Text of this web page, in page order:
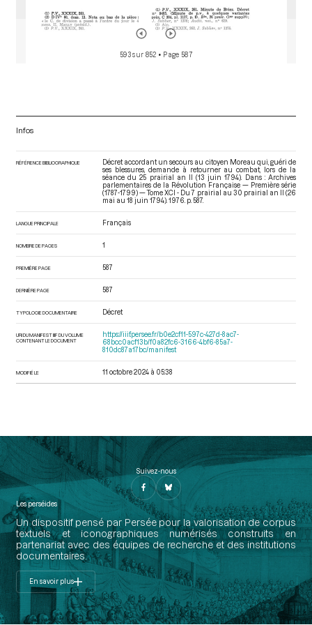
593 sur 852 • Page 587
Infos
RÉFÉRENCE BIBLIOGRAPHIQUE
Décret accordant un secours au citoyen Moreau qui, guéri de
ses blessures, demande à retourner au combat, lors de la
séance du 25 prairial an II (13 juin 1794). Dans : Archives
parlementaires de la Révolution Française — Première série
(1787-1799) — Tome XCI - Du 7 prairial au 30 prairial an II (26
mai au 18 juin 1794) . 1976. p. 587.
LANGUE PRINCIPALE Français
NOMBRE DE PAGES 1
PREMIÈRE PAGE 587
DERNIÈRE PAGE 587
TYPOLOGIE DOCUMENTAIRE Décret
URI DU MANIFEST IIIF DU VOLUME
CONTENANT LE DOCUMENT
https://iiif.persee.fr/b0e2cf11-597c-427d-8ac7-
68bcc0acf13b/f0a82fc6-3166-4bf6-85a7-
810dc87a17bc/manifest
MODIFIÉ LE 11 octobre 2024 à 05:38
Suivez-nous
Les perséides
Un dispositif pensé par Persée pour la valorisation de corpus
textuels et iconographiques numérisés construits en
partenariat avec des équipes de recherche et des institutions
documentaires.
En savoir plus